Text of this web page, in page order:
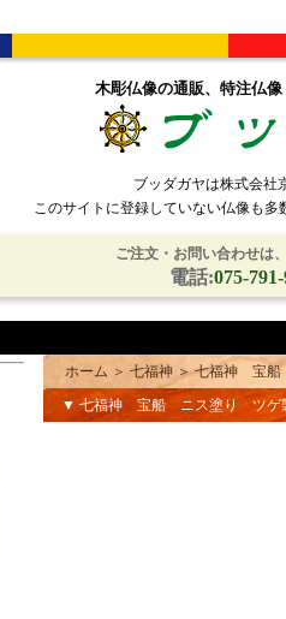
木彫仏像の通販、特注仏
ブッダガヤは株式会社
このサイトに登録していない仏像も
ご注文・お問い合わせは
電話:075-
ホーム ＞ 七福神 ＞七福神 宝
▼ 七福神 宝船 ニス塗り ツゲ